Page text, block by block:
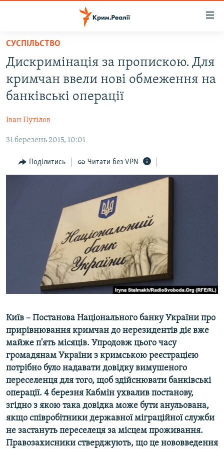
Перейти
основного
матеріалу
Перейти
до
основної
навігації
Перейти
пошуку
ВОДА.КРИМ
ВІДЕО ТА ФОТО
БЛОГИ
ПОГЛЯД
ІНТЕРВ'Ю
ВІДЕОУРОКИ «ELIFBE»
СВІДЧЕННЯ ОКУПАЦІЇ
УКРАЇНСЬКА ПРОБЛЕМА КРИМУ
ІНФОГРАФІКА
ЯК ОБІЙТИ БЛОКУВАННЯ
Qırımtatar
ДОЛУЧАЙСЯ!
Усі сайти RFE/RL
СУСПІЛЬСТВО
Дискримінація за пропискою. Для
кримчан ввели нові обмеження на
банківські операції
Іван Путілов
31 березень 2015, 10:01
Поділитись Читати без VPN
Київ – Постанова Національного банку України про
прирівнювання кримчан до нерезидентів діє вже
майже п'ять місяців. Упродовж цього часу
громадянам України з кримською реєстрацією
потрібно було надавати довідку вимушеного
переселенця для того, щоб здійснювати банківські
операції. 4 березня Кабмін ухвалив постанову,
згідно з якою така довідка може бути анульована,
якщо співробітники державної міграційної служби
не застануть переселеця за місцем проживання.
Правозахисники стверджують, що це нововведення